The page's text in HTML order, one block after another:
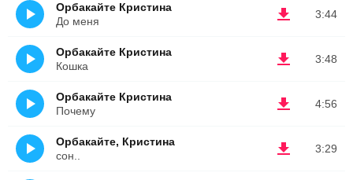
3:44
Орбакайте Кристина
До меня
3:48
Орбакайте Кристина
Кошка
4:56
Орбакайте Кристина
Почему
3:29
Орбакайте, Кристина
сон..